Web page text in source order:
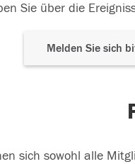
Sie über die
Melden Sie sich
sich sowohl alle